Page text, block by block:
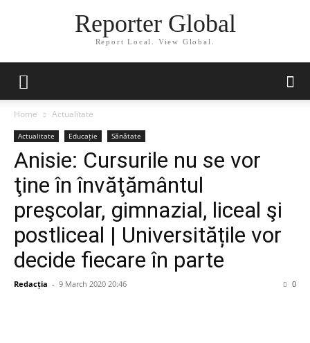
Reporter Global
Report Local. View Global.
Home Actualitate
Actualitate Educație Sănătate
Anisie: Cursurile nu se vor
ţine în învăţământul
preşcolar, gimnazial, liceal şi
postliceal | Universitățile vor
decide fiecare în parte
Redacția - 9 March 2020 20:46 0